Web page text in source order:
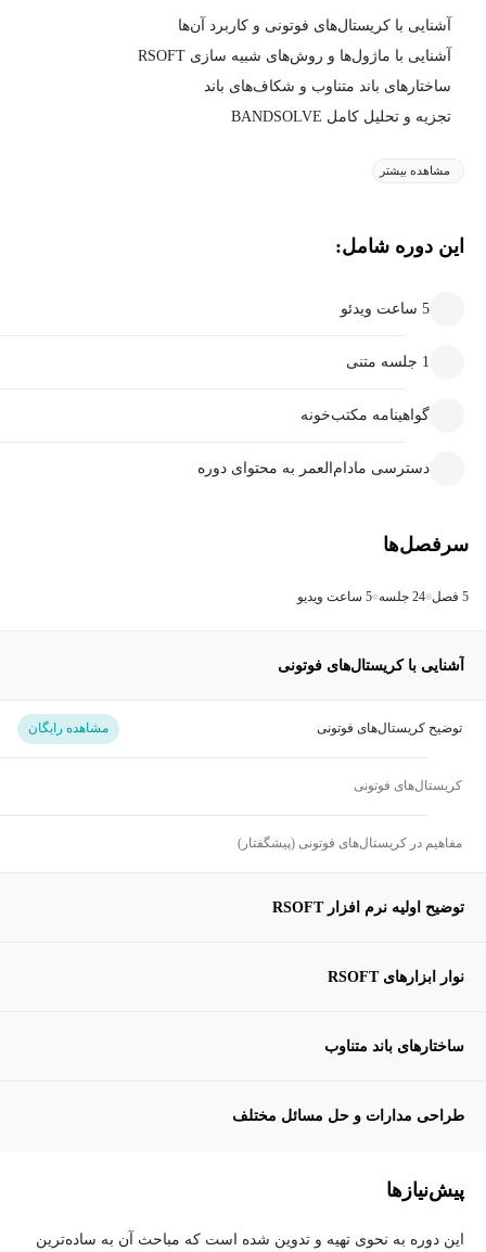
آشنایی با کریستال‌های فوتونی و کاربرد آن‌ها
آشنایی با ماژول‌ها و روش‌های شبیه سازی RSOFT
ساختارهای باند متناوب و شکاف‌های باند
تجزیه و تحلیل کامل BANDSOLVE
مشاهده بیشتر
این دوره شامل:
5 ساعت ویدئو
1 جلسه متنی
گواهینامه مکتب‌خونه
دسترسی مادام‌العمر به محتوای دوره
سرفصل‌ها
5 فصل 24 جلسه 5 ساعت ویدیو
آشنایی با کریستال‌های فوتونی
توضیح کریستال‌های فوتونی مشاهده رایگان
کریستال‌های فوتونی
مفاهیم در کریستال‌های فوتونی (پیشگفتار)
توضیح اولیه نرم افزار RSOFT
نوار ابزارهای RSOFT
ساختارهای باند متناوب
طراحی مدارات و حل مسائل مختلف
پیش‌نیاز‌ها
این دوره به نحوی تهیه و تدوین شده است که مباحث آن به ساده‌ترین